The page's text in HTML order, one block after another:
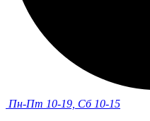
Пн-Пт 10-19, Сб 10-15